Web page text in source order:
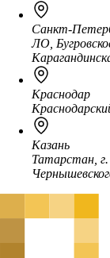
Санкт-
ЛО,
Краснодар
Казань
Татарстан, г.